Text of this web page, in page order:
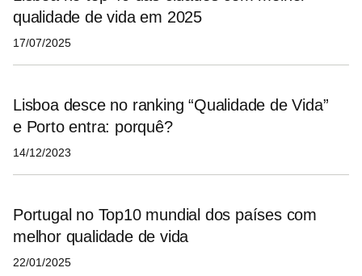
qualidade de vida em 2025
17/07/2025
Lisboa desce no ranking “Qualidade de Vida”
e Porto entra: porquê?
14/12/2023
Portugal no Top10 mundial dos países com
melhor qualidade de vida
22/01/2025